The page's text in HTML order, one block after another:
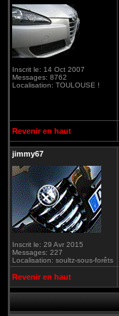
Inscrit le: 14 Oct 2007
Messages: 8762
Localisation: TOULOUSE !
Revenir en haut
jimmy67
Inscrit le: 29 Avr 2015
Messages: 227
Localisation: soultz-sous-forêts
Revenir en haut